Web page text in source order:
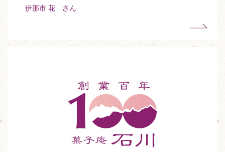
伊那市 花 さん